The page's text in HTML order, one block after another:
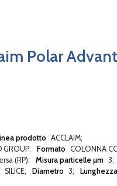
Polar
prodotto ACCLAIM
GROUP Formato COLONNA
(RP) Misura particelle µm 3
SILICE Diametro 3